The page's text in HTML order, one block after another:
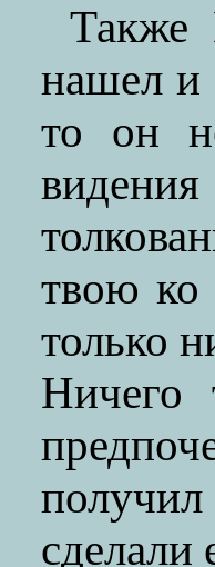
Также
нашел и
то он
твою ко
только
Ничего